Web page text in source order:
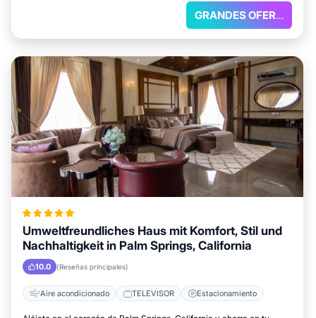
GRANDES OFERTAS
Umweltfreundliches Haus mit Komfort, Stil und
Nachhaltigkeit in Palm Springs, California
10.0 (Reseñas principales)
Aire acondicionado TELEVISOR Estacionamiento